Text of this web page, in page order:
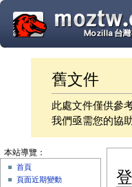
舊文件
此處文件僅供參
我們亟需您的協
本站導覽：
首頁
頁面近期變動